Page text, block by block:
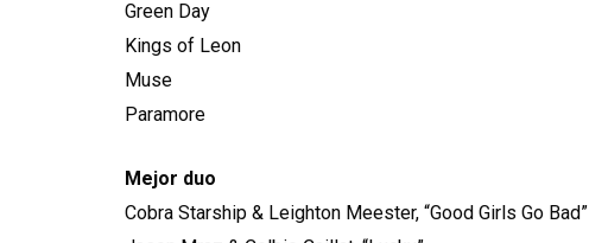
Green Day
Kings of Leon
Muse
Paramore
Mejor duo
Cobra Starship & Leighton Meester, “Good Girls Go Bad”